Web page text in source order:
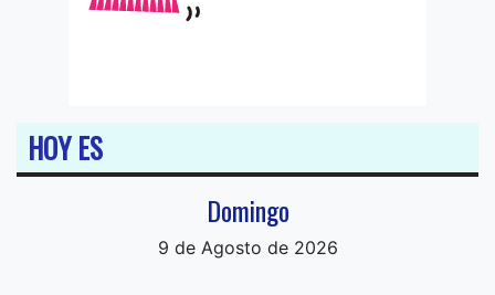
HOY ES
Domingo
9 de Agosto de 2026